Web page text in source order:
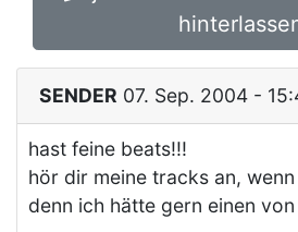
SENDER 07. Sep. 2004 -
hast feine beats!!!
hör dir meine tracks an,
denn ich hätte gern einen